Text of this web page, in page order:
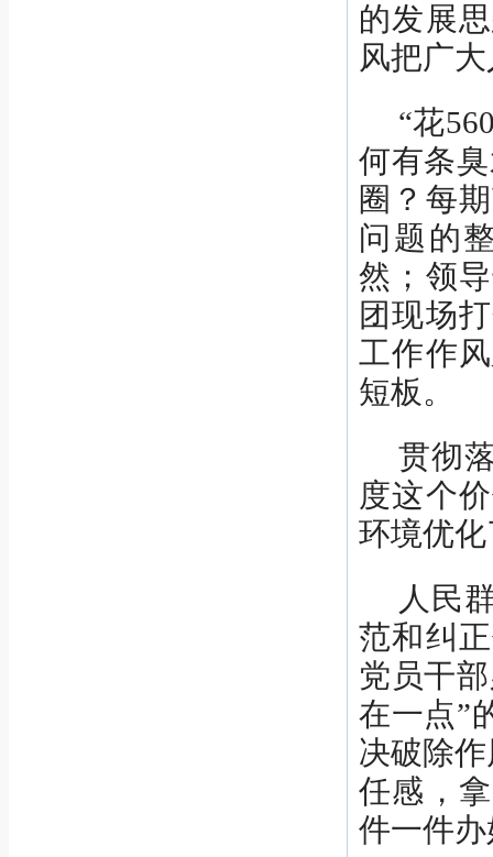
的发展
风把广
“花
何有条
圈？每
问题的
然；领
团现场
工作作
短板。
贯彻
度这个
环境优
人民
范和纠
党员干
在一点”
决破除
任感，
件一件